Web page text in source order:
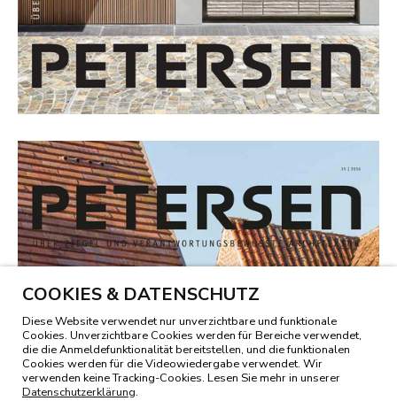
COOKIES & DATENSCHUTZ
Diese Website verwendet nur unverzichtbare und funktionale
Cookies. Unverzichtbare Cookies werden für Bereiche verwendet,
die die Anmeldefunktionalität bereitstellen, und die funktionalen
Cookies werden für die Videowiedergabe verwendet. Wir
verwenden keine Tracking-Cookies. Lesen Sie mehr in unserer
Datenschutzerklärung.